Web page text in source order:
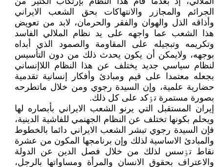
الجرائم والمجازر والانتهاکات بحق الشعب الايراني
وأذاقه الذل والهوان والفقر والحرمان، لابد من تعويض
‌هذا الشعب عما واجهه على يد نظام الملالي الفاسد
وتکريمه وتبجيله على المقاومة والصمود الذي أبداه
بوجهه، ولايمکن أن يکون يحدث ذلك من دون التأسيس
لنظام سياسي جديد يختلف عن هذا النظام اللاإنساني
بجعله معتمدا على قيم ومبادئ وأفکار إنسانية تقدمية
حضارية علمية، وإن السيدة رجوي ومن خلال ماتطرحه
بصورة مستمرة تٶکد على کل ذلك.
إيران المستقبل التي يرنو الشعب الايراني بأبصاره لها
ويحلم بکونها تختلف عن النظام الجهنمي للفاشية الدينية،
فإن السيدة رجوي تبشر الشعب الايراني دائما بالخطوط
والمبادئ الاساسية لذلك وإن برنامجها المکون من عشرة
نقاط تٶسس لذلك من خلال فصل الدين عن الدولة
والاعتراف بحقوق الانسان والمرأة ومساواتها بالرجل،